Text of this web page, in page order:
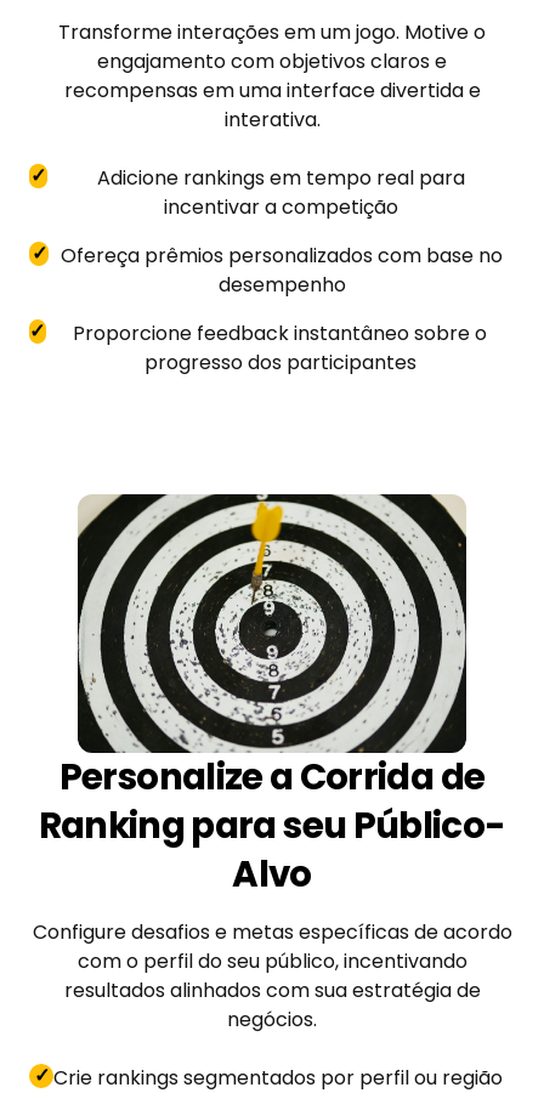
Transforme interações em um jogo. Motive o
engajamento com objetivos claros e
recompensas em uma interface divertida e
interativa.
✓
Adicione rankings em tempo real para
incentivar a competição
✓ Ofereça prêmios personalizados com base no
desempenho
✓
Proporcione feedback instantâneo sobre o
progresso dos participantes
Personalize a Corrida de
Ranking para seu Público-
Alvo
Configure desafios e metas específicas de acordo
com o perfil do seu público, incentivando
resultados alinhados com sua estratégia de
negócios.
✓Crie rankings segmentados por perfil ou região